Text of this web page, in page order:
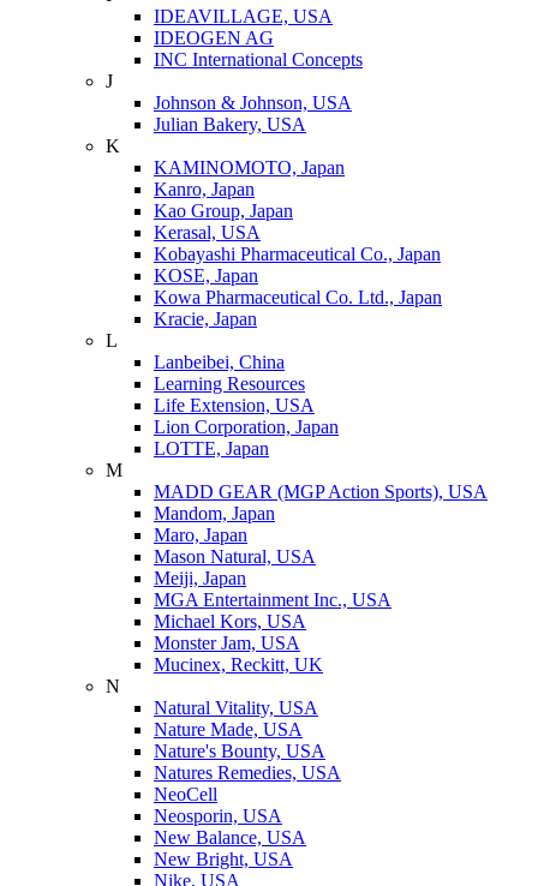
IDEAVILLAGE, USA
IDEOGEN AG
INC International Concepts
J
Johnson & Johnson, USA
Julian Bakery, USA
K
KAMINOMOTO, Japan
Kanro, Japan
Kao Group, Japan
Kerasal, USA
Kobayashi Pharmaceutical Co., Japan
KOSE, Japan
Kowa Pharmaceutical Co. Ltd., Japan
Kracie, Japan
L
Lanbeibei, China
Learning Resources
Life Extension, USA
Lion Corporation, Japan
LOTTE, Japan
M
MADD GEAR (MGP Action Sports), USA
Mandom, Japan
Maro, Japan
Mason Natural, USA
Meiji, Japan
MGA Entertainment Inc., USA
Michael Kors, USA
Monster Jam, USA
Mucinex, Reckitt, UK
N
Natural Vitality, USA
Nature Made, USA
Nature's Bounty, USA
Natures Remedies, USA
NeoCell
Neosporin, USA
New Balance, USA
New Bright, USA
Nike, USA